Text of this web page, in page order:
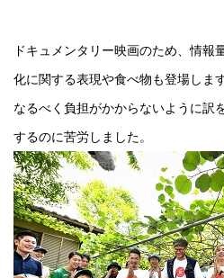
ドキュメンタリー映画のため、情報
化に関する表現や食べ物も登場しま
なるべく負担がかからないように訳
するのに苦労しました。